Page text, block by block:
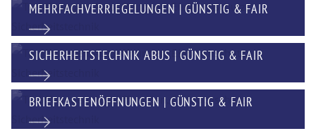
MEHRFACHVERRIEGELUNGEN | GÜNSTIG & FAIR
SICHERHEITSTECHNIK ABUS | GÜNSTIG & FAIR
BRIEFKASTENÖFFNUNGEN | GÜNSTIG & FAIR